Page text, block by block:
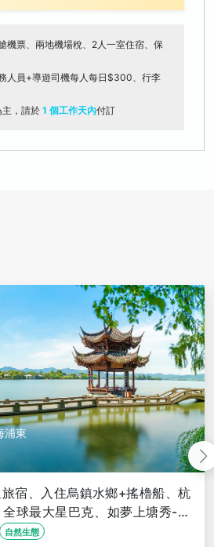
機票、兩地機場稅、2人一室住宿、保
人員+導遊司機每人每日$300、行李
，請於 1 個工作天內付訂
和國 上海浦東
場出發
６日~濮院古鎮、拈花灣、杭州西湖
物館、泰晤士小鎮、清明橋、岳
化參訪)
歷史古蹟